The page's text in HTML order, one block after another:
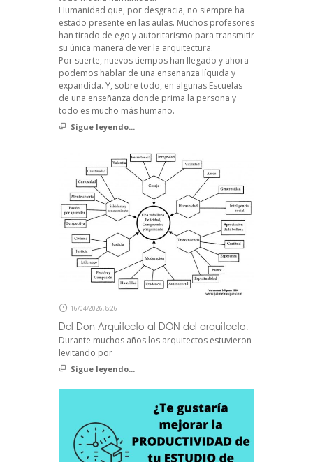
Humanidad que, por desgracia, no siempre ha
estado presente en las aulas. Muchos profesores
han tirado de ego y autoritarismo para transmitir
su única manera de ver la arquitectura.
Por suerte, nuevos tiempos han llegado y ahora
podemos hablar de una enseñanza líquida y
expandida. Y, sobre todo, en algunas Escuelas
de una enseñanza donde prima la persona y
todo es mucho más humano.
Sigue leyendo...
16/04/2026, 8:26
Del Don Arquitecto al DON del arquitecto.
Durante muchos años los arquitectos estuvieron
levitando por
Sigue leyendo...